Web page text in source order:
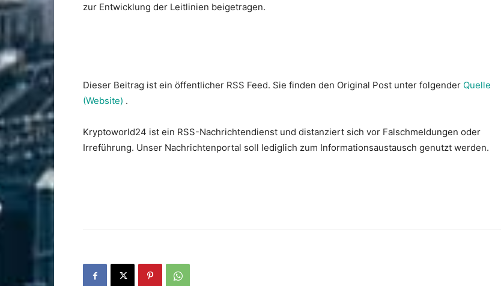
zur Entwicklung der Leitlinien beigetragen.
Dieser Beitrag ist ein öffentlicher RSS Feed. Sie finden den Original Post unter folgender Quelle
(Website) .
Kryptoworld24 ist ein RSS-Nachrichtendienst und distanziert sich vor Falschmeldungen oder
Irreführung. Unser Nachrichtenportal soll lediglich zum Informationsaustausch genutzt werden.